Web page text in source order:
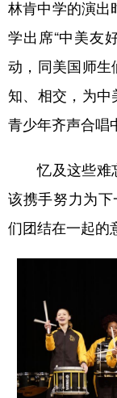
林肯中学的演出
学出席“中美友
动，同美国师生
知、相交，为中
青少年齐声合唱
忆及这些难忘
该携手努力为
们团结在一起的